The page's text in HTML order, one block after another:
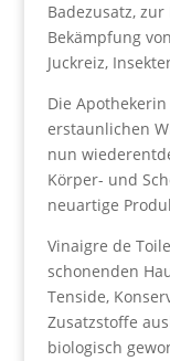
Badezusatz,
Bekämpfung
Juckreiz,
Die Apothekerin
erstaunlichen
nun
Körper- und
neuartige
Vinaigre de
schonenden
Tenside,
Zusatzstoffe
biologisch